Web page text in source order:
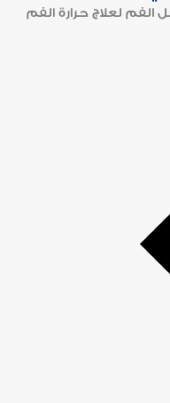
لعلاج حرارة الفم